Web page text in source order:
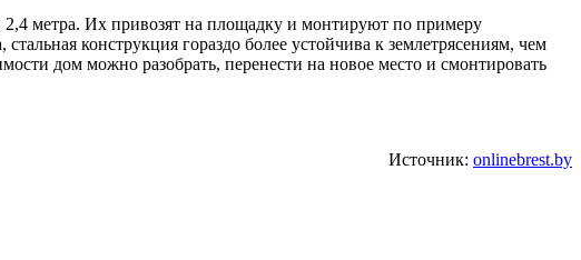
метра. Их привозят на площадку и монтируют по примеру
конструкция гораздо более устойчива к землетрясениям, чем
дом можно разобрать, перенести на новое место и смонтировать
Источник: onlinebrest.by